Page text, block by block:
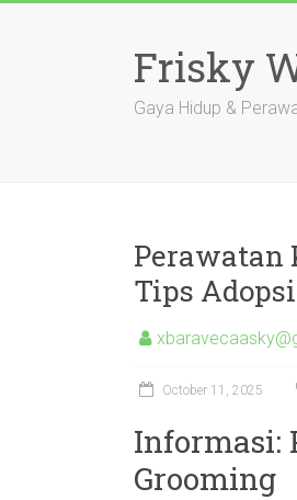
Frisky
Gaya Hidup &
Perawatan
Tips
October 11, 2025
Informasi:
Grooming